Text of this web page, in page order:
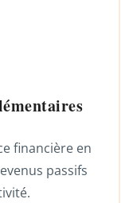
financière en
passifs